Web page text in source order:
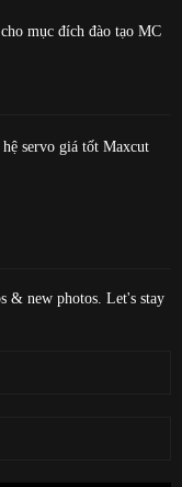
mục đích đào tạo MC
servo giá tốt Maxcut
& new photos. Let's stay